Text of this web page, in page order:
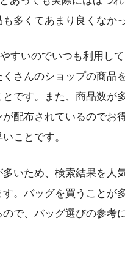
多くてあまり良くなか
すいのでいつも利用し
さんのショップの商品
です。また、商品数が
配布されているのでお
ことです。
多いため、検索結果を
。バッグを買うことが
で、バッグ選びの参考